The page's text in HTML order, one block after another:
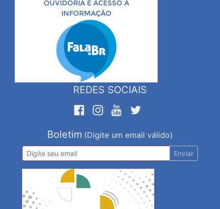
OUVIDORIA E ACESSO À
INFORMAÇÃO
REDES SOCIAIS
Boletim (Digite um email válido)
Enviar